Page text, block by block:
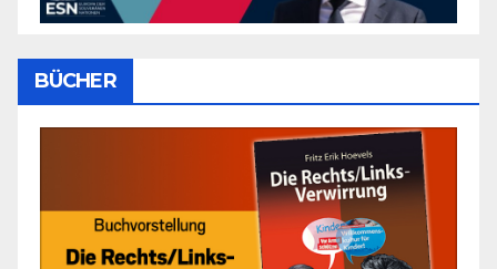
BÜCHER